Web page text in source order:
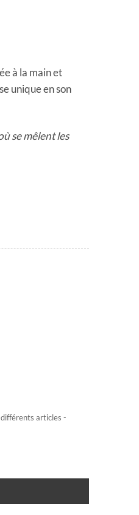
à la main et
unique en son
se mêlent les
articles -